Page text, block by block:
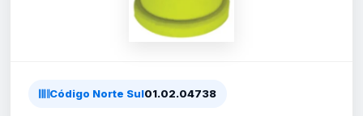
Código Norte Sul01.02.04738